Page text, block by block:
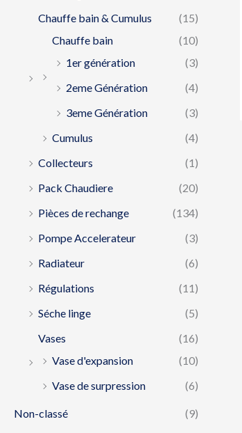
Chauffe bain & Cumulus
(15)
Chauffe bain
(10)
1er génération
(3)
2eme Génération
(4)
3eme Génération
(3)
Cumulus
(4)
Collecteurs
(1)
Pack Chaudiere
(20)
Pièces de rechange
(134)
Pompe Accelerateur
(3)
Radiateur
(6)
Régulations
(11)
Séche linge
(5)
Vases
(16)
Vase d'expansion
(10)
Vase de surpression
(6)
Non-classé (9)